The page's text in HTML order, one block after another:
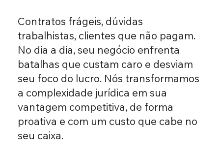
Contratos frágeis, dúvidas
trabalhistas, clientes que não pagam.
No dia a dia, seu negócio enfrenta
batalhas que custam caro e desviam
seu foco do lucro. Nós transformamos
a complexidade jurídica em sua
vantagem competitiva, de forma
proativa e com um custo que cabe no
seu caixa.